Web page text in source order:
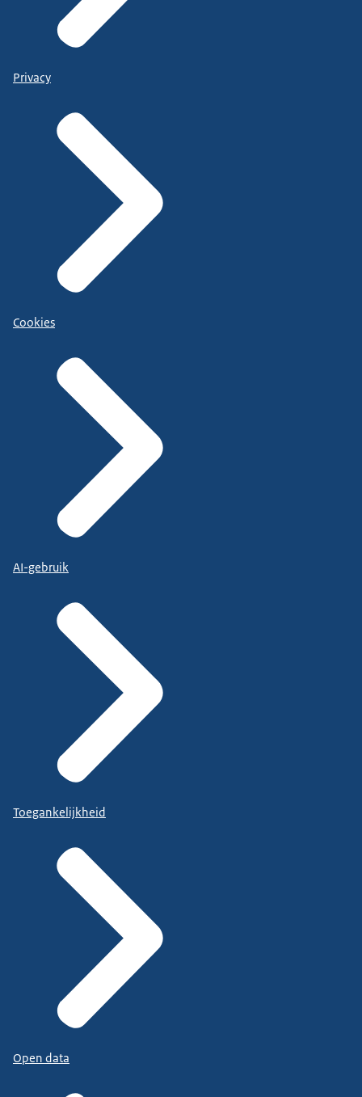
Privacy
Cookies
AI-gebruik
Toegankelijkheid
Open data